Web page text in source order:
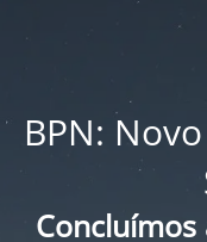
BPN: